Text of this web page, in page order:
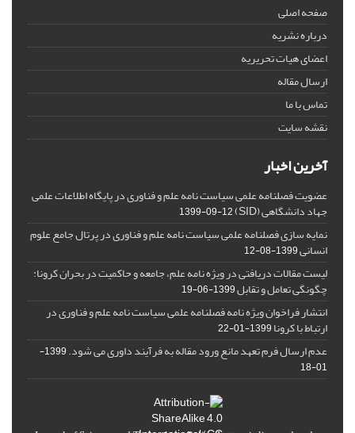
صفحه اصلی
درباره نشریه
اعضای هیات تحریریه
ارسال مقاله
تماس با ما
نقشه سایت
آخرین اخبار
عضویت فصلنامه علمی سیاست نامه علم و فناوری در پایگاه اطلاعات علمی
جهاد دانشگاهی (SID) 1399-09-12
نمایه سازی فصلنامه علمی سیاست نامه علم و فناوری در پرتال جامع علوم
انسانی1399-08-12
لیست مقالات دریافتی در ویژه نامه علم، جامعه و حاکمیت در بحران کرونا:
چگونگی تعامل و تقابل1399-06-19
انتشار فراخوان ویژه‏ نامه فصلنامه علمی سیاست نامه علم و فناوری در
ارتباط با کرونا1399-01-22
عدم ارسال فرم تعهد مانع ورود مقاله به فرآیند داوری می شود.
1399-
01-18